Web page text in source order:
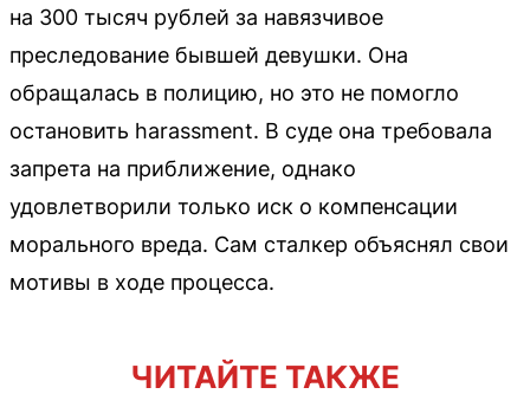
на 300 тысяч рублей за навязчивое
преследование бывшей девушки. Она
обращалась в полицию, но это не помогло
остановить harassment. В суде она требовала
запрета на приближение, однако
удовлетворили только иск о компенсации
морального вреда. Сам сталкер объяснял свои
мотивы в ходе процесса.
ЧИТАЙТЕ ТАКЖЕ